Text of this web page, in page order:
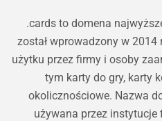
.cards to domena
został wprowadzony w
użytku przez firmy i osoby
tym karty do gry, karty
okolicznościowe. Nazwa
używana przez instytucje